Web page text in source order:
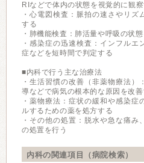
RIなどで体内の状態を視覚的に観
・心電図検査：脈拍の速さやリズ
する
・肺機能検査：肺活量や呼吸の状
・感染症の迅速検査：インフルエ
症などを短時間で判定する
■内科で行う主な治療法
・生活習慣の改善（非薬物療法）
導などで病気の根本的な原因を改善
・薬物療法：症状の緩和や感染症
ルするための薬を処方する
・その他の処置：脱水や急な痛み
の処置を行う
内科の関連項目（病院検索）